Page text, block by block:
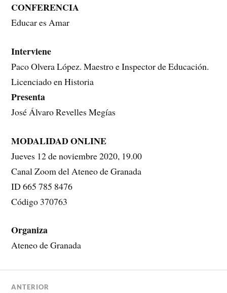
CONFERENCIA
Educar es Amar
Interviene
Paco Olvera López. Maestro e Inspector de Educación.
Licenciado en Historia
Presenta
José Álvaro Revelles Megías
MODALIDAD ONLINE
Jueves 12 de noviembre 2020, 19.00
Canal Zoom del Ateneo de Granada
ID 665 785 8476
Código 370763
Organiza
Ateneo de Granada
ANTERIOR